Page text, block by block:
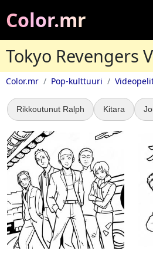
Color.mr
Tokyo Revengers
Color.mr Pop-kulttuuri
Rikkoutunut Ralph Kitara